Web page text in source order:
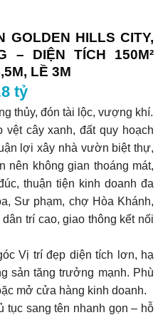
GOLDEN HILLS CITY,
– DIỆN TÍCH 150M²
LỀ 3M
tỷ
thủy, đón tài lộc, vượng khí.
vệt cây xanh, đất quy hoạch
lợi xây nhà vườn biệt thự,
nên không gian thoáng mát,
thuận tiện kinh doanh đa
Sư phạm, chợ Hòa Khánh,
trí cao, giao thông kết nối
Vị trí đẹp diện tích lơn, hạ
sản tăng trưởng mạnh. Phù
mở cửa hàng kinh doanh.
tục sang tên nhanh gọn – hỗ